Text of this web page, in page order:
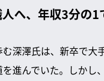
へ、年収3分の
深澤氏は、新卒で大
進んでいた。しかし